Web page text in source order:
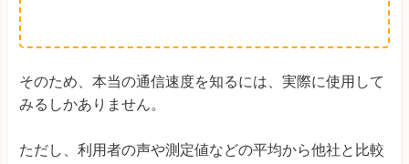
そのため、本当の通信速度を知るには、実際に使用して
みるしかありません。
ただし、利用者の声や測定値などの平均から他社と比較